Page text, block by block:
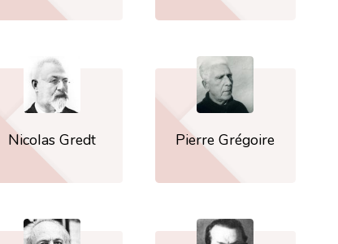
Nicolas Gredt Pierre Grégoire